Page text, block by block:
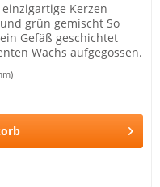
Kerzen
grün gemischt So
Gefäß geschichtet
Wachs aufgegossen.